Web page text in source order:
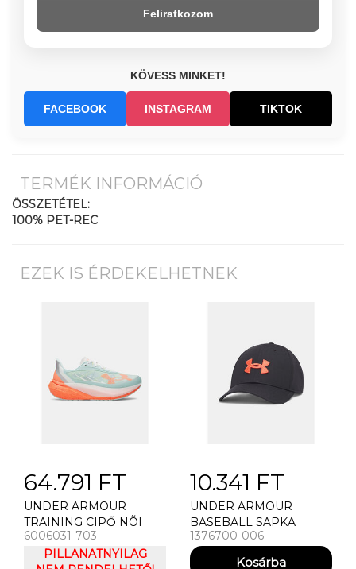
Feliratkozom
KÖVESS MINKET!
FACEBOOK INSTAGRAM TIKTOK
TERMÉK INFORMÁCIÓ
ÖSSZETÉTEL:
100% PET-REC
EZEK IS ÉRDEKELHETNEK
64.791 FT
UNDER ARMOUR
TRAINING CIPŐ NÕI
CIPÕ UNDER ARMOUR
UA W VELOCITI
6006031-703
PILLANATNYILAG
10.341 FT
UNDER ARMOUR
BASEBALL SAPKA
FÉRFI BASEBALL
SAPKA UNDER
1376700-006